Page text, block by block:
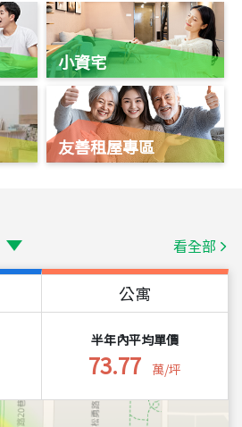
小資宅
友善租屋專區
看全部
公寓
半年內平均單價
73.77 萬/坪